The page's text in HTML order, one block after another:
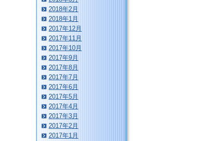
2018年2月
2018年1月
2017年12月
2017年11月
2017年10月
2017年9月
2017年8月
2017年7月
2017年6月
2017年5月
2017年4月
2017年3月
2017年2月
2017年1月